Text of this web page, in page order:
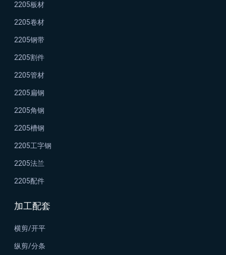
2205板材
2205卷材
2205钢带
2205割件
2205管材
2205扁钢
2205角钢
2205槽钢
2205工字钢
2205法兰
2205配件
加工配套
横剪/开平
纵剪/分条